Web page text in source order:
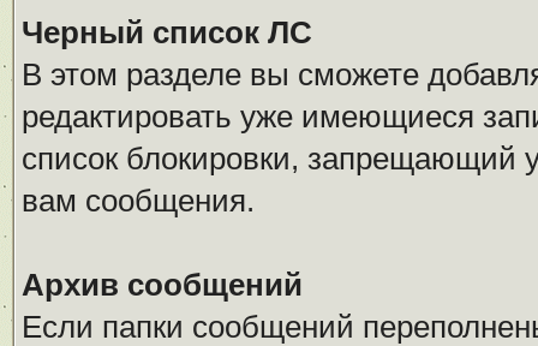
Черный список ЛС
В этом разделе вы сможете
редактировать уже имеющиеся
список блокировки, запрещающий
вам сообщения.
Архив сообщений
Если папки сообщений